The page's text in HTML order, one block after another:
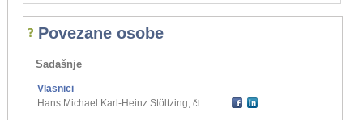
Povezane osobe
Sadašnje
Vlasnici
Hans Michael Karl-Heinz Stöltzing, član društva